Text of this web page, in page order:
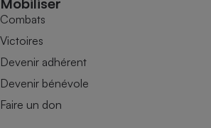
Combats
Victoires
Devenir adhérent
Devenir bénévole
Faire un don